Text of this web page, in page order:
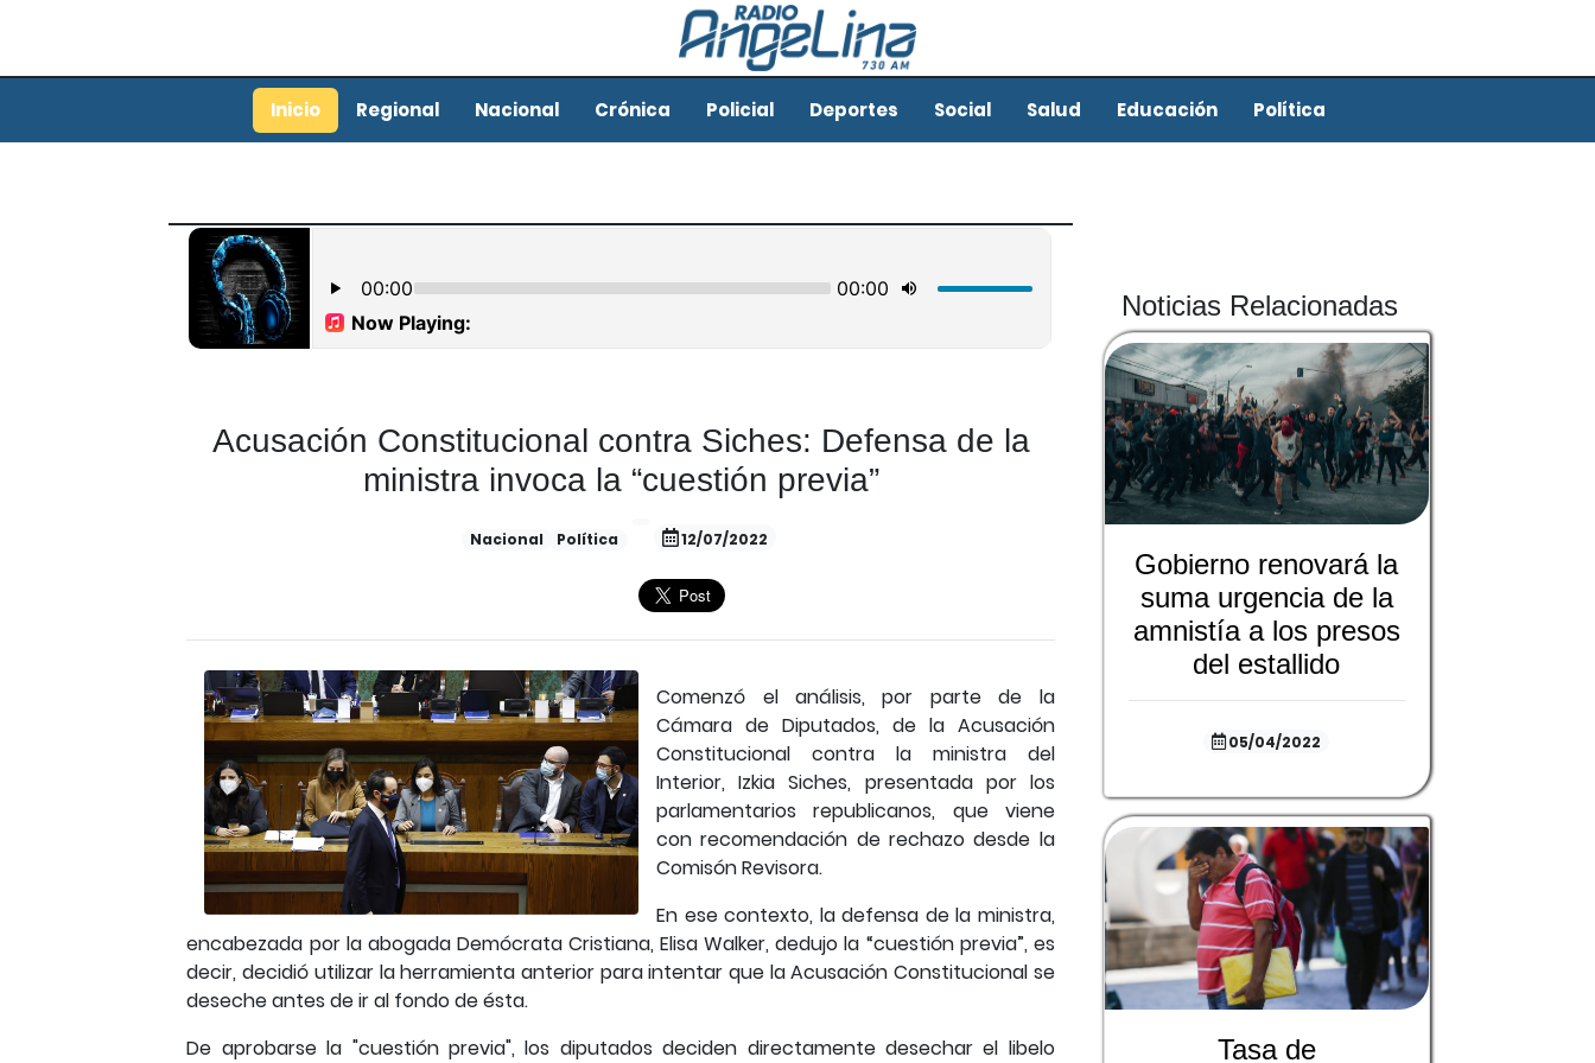
Inicio Regional Nacional Crónica Policial Deportes Social Salud Educación Política
Acusación Constitucional contra Siches: Defensa de la
ministra invoca la “cuestión previa”
Nacional Política 12/07/2022
Comenzó el análisis, por parte de la
Cámara de Diputados, de la Acusación
Constitucional contra la ministra del
Interior, Izkia Siches, presentada por los
parlamentarios republicanos, que viene
con recomendación de rechazo desde la
Comisón Revisora.
En ese contexto, la defensa de la ministra,
encabezada por la abogada Demócrata Cristiana, Elisa Walker, dedujo la “cuestión previa”, es
decir, decidió utilizar la herramienta anterior para intentar que la Acusación Constitucional se
deseche antes de ir al fondo de ésta.
De aprobarse la "cuestión previa", los diputados deciden directamente desechar el libelo
Noticias Relacionadas
Gobierno renovará la
suma urgencia de la
amnistía a los presos
del estallido
05/04/2022
Tasa de